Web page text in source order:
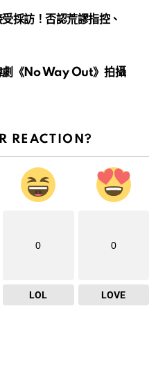
採訪！否認荒謬指控、
劇《No Way Out》拍攝
REACTION?
0
LOL
0
LOVE